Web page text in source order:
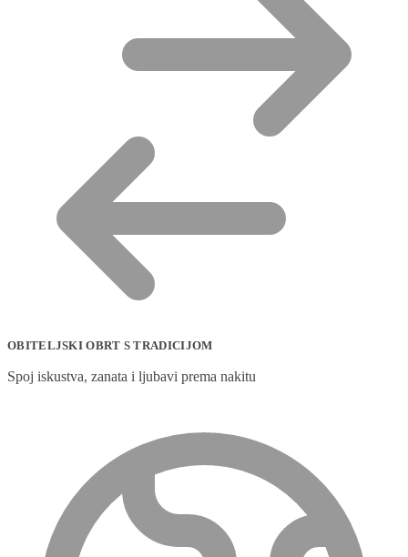
OBITELJSKI OBRT S TRADICIJOM
Spoj iskustva, zanata i ljubavi prema nakitu